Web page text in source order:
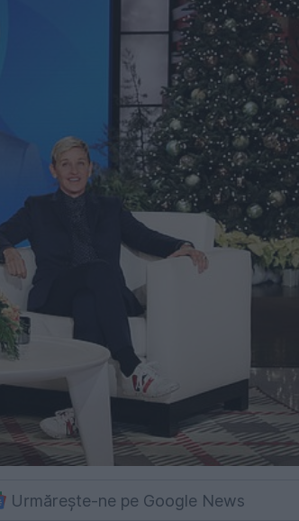
Urmărește-ne pe Google News